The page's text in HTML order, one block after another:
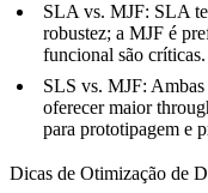
SLA vs. MJF: SLA
robustez; a MJF é
funcional são críticas.
SLS vs. MJF: Ambas
oferecer maior
para prototipagem e
Dicas de Otimização de